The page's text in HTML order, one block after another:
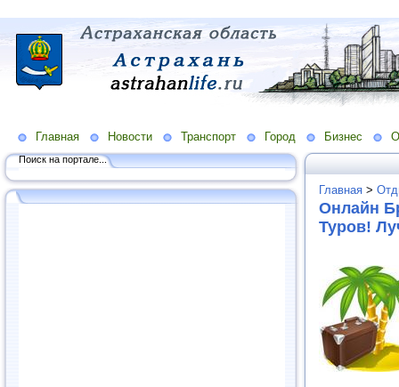
Главная Новости Транспорт Город Бизнес
Поиск на портале...
Главная >
Онлайн
Туров!